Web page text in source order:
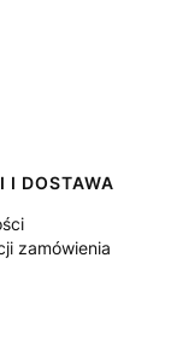
I DOSTAWA
zamówienia